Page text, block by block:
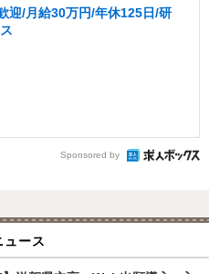
迎/月給30万円/年休125日/研
Sponsored by
ュース